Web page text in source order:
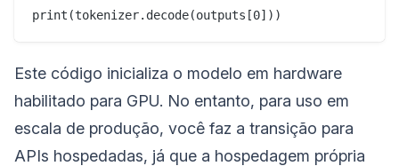
Este código inicializa o modelo em hardware
habilitado para GPU. No entanto, para uso em
escala de produção, você faz a transição para
APIs hospedadas, já que a hospedagem própria